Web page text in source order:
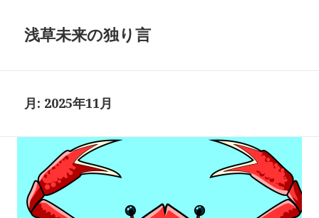
浅草未来の独り言
月: 2025年11月